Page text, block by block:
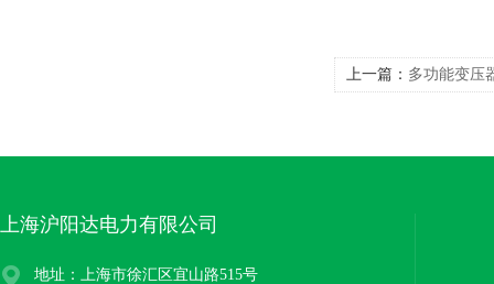
上一篇： 多功能变压
上海沪阳达电力有限公司
地址：上海市徐汇区宜山路515号